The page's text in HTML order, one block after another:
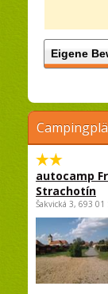
Eigene
autocamp
Strachotín
Šakvická 3, 693